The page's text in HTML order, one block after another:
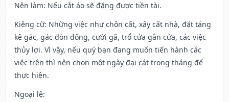
Nên làm: Nếu cắt áo sẽ đặng được tiền tài.
Kiêng cữ: Những việc như chôn cất, xây cất nhà, đặt táng
kê gác, gác đòn đông, cưới gã, trổ cửa gắn cửa, các việc
thủy lợi. Vì vậy, nếu quý bạn đang muốn tiến hành các
việc trên thì nên chọn một ngày đại cát trong tháng để
thực hiện.
Ngoại lệ: